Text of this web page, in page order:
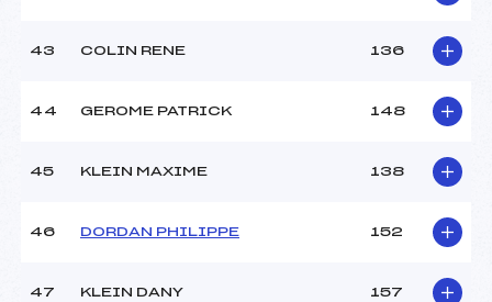
43 COLIN RENE 136
44 GEROME PATRICK 148
45 KLEIN MAXIME 138
46 DORDAN PHILIPPE 152
47 KLEIN DANY 157